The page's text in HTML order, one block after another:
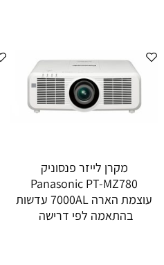
מקרן לייזר פנסוניק
Panasonic PT-MZ780
עוצמת הארה 7000AL עדשות
בהתאמה לפי דרישה